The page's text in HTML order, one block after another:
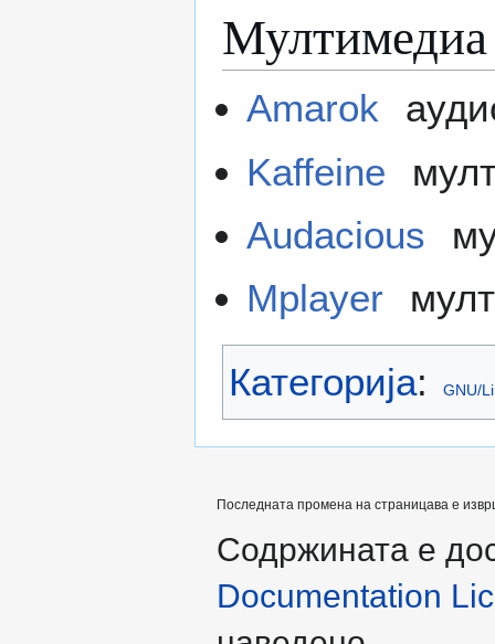
Мултимедиа
Amarok
Kaffeine
Audacious
Mplayer
Категорија: GNU/
Последната промена на страницава е
Содржината е
Documentation